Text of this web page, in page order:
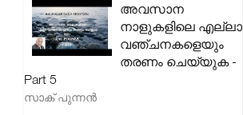
അവസാന
നാളുകളിലെ എല്ലാ
വഞ്ചനകളെയും
തരണം ചെയ്യുക -
Part 5
സാക് പുന്നൻ